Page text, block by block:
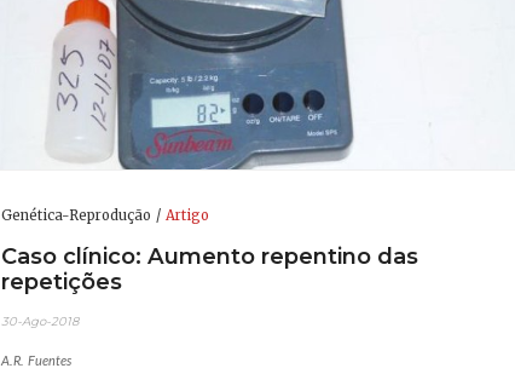
Genética-Reprodução Artigo
Caso clínico: Aumento repentino das
repetições
30-Ago-2018
A.R. Fuentes